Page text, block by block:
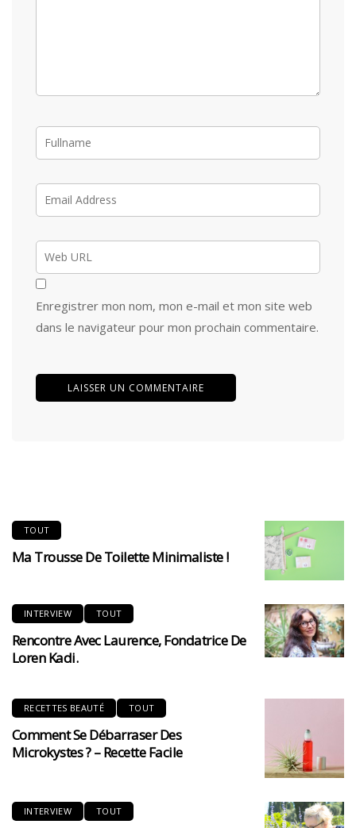
Enregistrer mon nom, mon e-mail et mon site web
dans le navigateur pour mon prochain commentaire.
TOUT
Ma Trousse De Toilette Minimaliste !
INTERVIEW TOUT
Rencontre Avec Laurence, Fondatrice De
Loren Kadi.
RECETTES BEAUTÉ TOUT
Comment Se Débarraser Des
Microkystes ? – Recette Facile
INTERVIEW TOUT